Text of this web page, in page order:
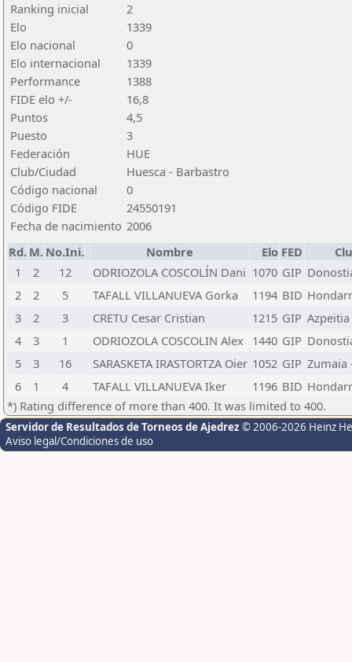
Ranking inicial
2
Elo
1339
Elo nacional
0
Elo internacional
1339
Performance
1388
FIDE elo +/-
16,8
Puntos
4,5
Puesto
3
Federación
HUE
Club/Ciudad
Huesca - Barbastro
Código nacional
0
Código FIDE
24550191
Fecha de nacimiento 2006
Rd. M. No.Ini. Nombre Elo FED
1
2 12 ODRIOZOLA COSCOLÍN Dani 1070 GIP
2
2 5 TAFALL VILLANUEVA Gorka 1194 BID
3
2 3 CRETU Cesar Cristian 1215 GIP
4
3 1 ODRIOZOLA COSCOLIN Alex 1440 GIP
5
3 16 SARASKETA IRASTORTZA Oier 1052 GIP Zumaia
6
1 4 TAFALL VILLANUEVA Iker 1196 BID
*) Rating difference of more than 400. It was limited to 400.
Servidor de Resultados de Torneos de Ajedrez © 2006-2026 Heinz
Aviso legal/Condiciones de uso